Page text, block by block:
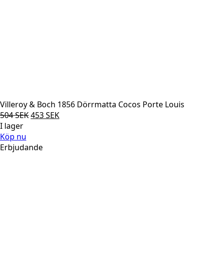
Villeroy & Boch 1856 Dörrmatta Cocos Porte Louis
504SEKDet
var:
453SEKDet
I lager
Köp nu
Erbjudande